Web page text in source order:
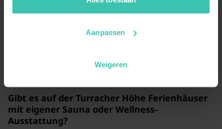
Aanpassen
Weigeren
Sie haben die Wahl aus insgesamt 11
Unterkünften, die von urigen Hütten bis hin zu
schätzen die Qualität sehr, was sich in einer
Gibt es auf der Turracher Höhe Ferienhäuser
mit eigener Sauna oder Wellness-
Ausstattung?